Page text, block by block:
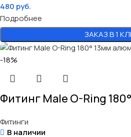
480 руб.
Подробнее
ЗАКАЗ В 1
-18%
Фитинг Male O-Ring
Фитинги
В наличии